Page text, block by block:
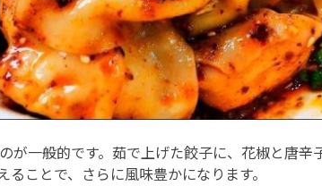
一般的です。茹で上げた餃子に、花椒と唐
ことで、さらに風味豊かになります。